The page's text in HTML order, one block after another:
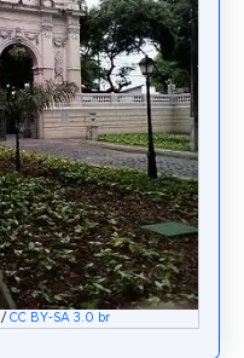
/CC BY-SA 3.0 br